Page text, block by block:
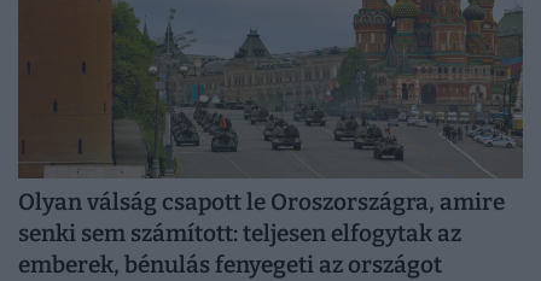
Olyan válság csapott le Oroszországra, amire
senki sem számított: teljesen elfogytak az
emberek, bénulás fenyegeti az országot